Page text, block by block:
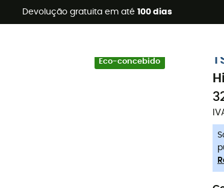
Devolução gratuita em até 100 dias
🔥 -5% EXTRA a partir de 2 produtos* com o código
Eco-concebido